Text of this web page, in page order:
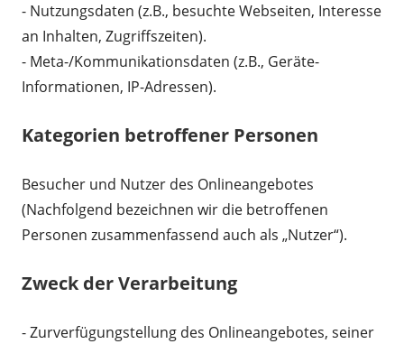
- Nutzungsdaten (z.B., besuchte Webseiten, Interesse
an Inhalten, Zugriffszeiten).
- Meta-/Kommunikationsdaten (z.B., Geräte-
Informationen, IP-Adressen).
Kategorien betroffener Personen
Besucher und Nutzer des Onlineangebotes
(Nachfolgend bezeichnen wir die betroffenen
Personen zusammenfassend auch als „Nutzer“).
Zweck der Verarbeitung
- Zurverfügungstellung des Onlineangebotes, seiner